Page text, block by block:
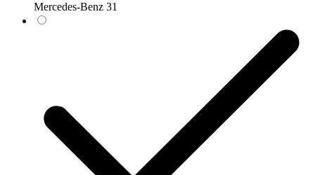
Mercedes-Benz 31